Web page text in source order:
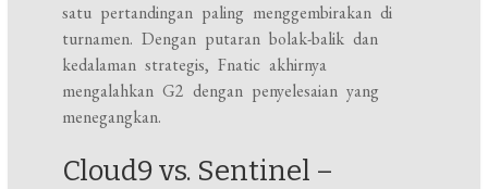
satu pertandingan paling menggembirakan di
turnamen. Dengan putaran bolak-balik dan
kedalaman strategis, Fnatic akhirnya
mengalahkan G2 dengan penyelesaian yang
menegangkan.
Cloud9 vs. Sentinel –